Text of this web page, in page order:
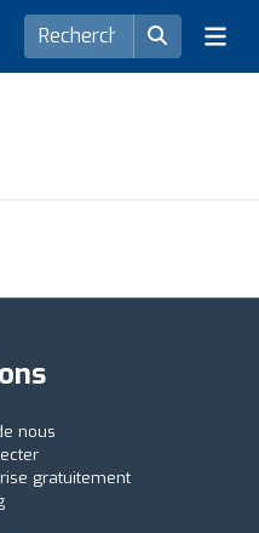
nous
gratuitement